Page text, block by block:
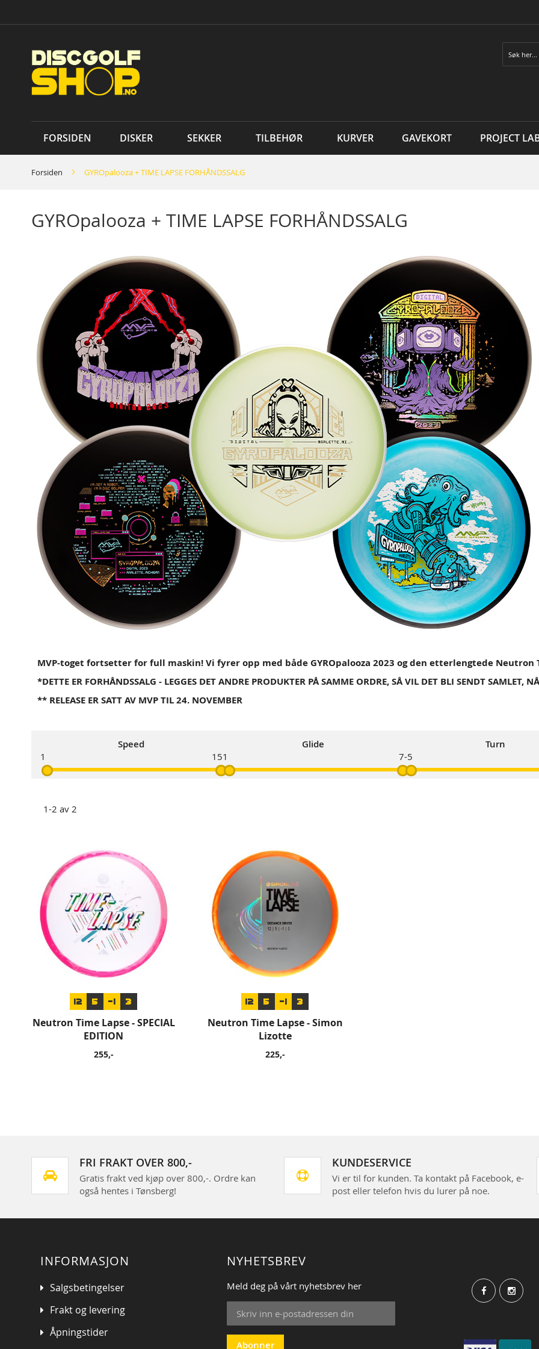
to
Søk
FORSIDEN DISKER SEKKER TILBEHØR KURVER GAVEKORT PROJECT
Forsiden GYROpalooza + TIME LAPSE FORHÅNDSSALG
GYROpalooza + TIME LAPSE FORHÅNDSSALG
MVP-toget fortsetter for full maskin! Vi fyrer opp med både GYROpalooza 2023 og den etterlengtede Neutron
*DETTE ER FORHÅNDSSALG - LEGGES DET ANDRE PRODUKTER PÅ SAMME ORDRE, SÅ VIL DET BLI SENDT SAMLET,
** RELEASE ER SATT AV MVP TIL 24. NOVEMBER
Speed
1 15
Glide
1 7
Turn
-5
1-2 av 2
12 5 -1 3
Neutron Time Lapse - SPECIAL
EDITION
255,-
12 5 -1 3
Neutron Time Lapse - Simon
Lizotte
225,-
FRI FRAKT OVER 800,-
Gratis frakt ved kjøp over 800,-. Ordre kan
også hentes i Tønsberg!
KUNDESERVICE
Vi er til for kunden. Ta kontakt på Facebook, e-
post eller telefon hvis du lurer på noe.
INFORMASJON
Salgsbetingelser
Frakt og levering
Åpningstider
NYHETSBREV
Meld deg på vårt nyhetsbrev her
Sign
Up
for
OurAbonner